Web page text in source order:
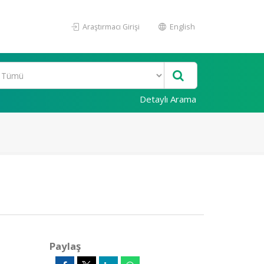
Araştırmacı Girişi English
Detaylı Arama
Paylaş